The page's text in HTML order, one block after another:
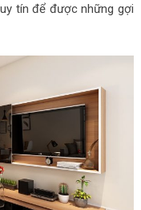
tín để được những gợi